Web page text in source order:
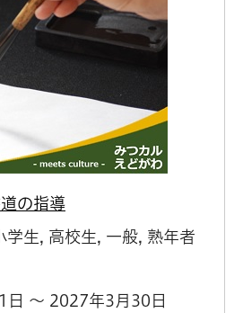
の指導
学生, 高校生, 一般, 熟年者
日 ～ 2027年3月30日